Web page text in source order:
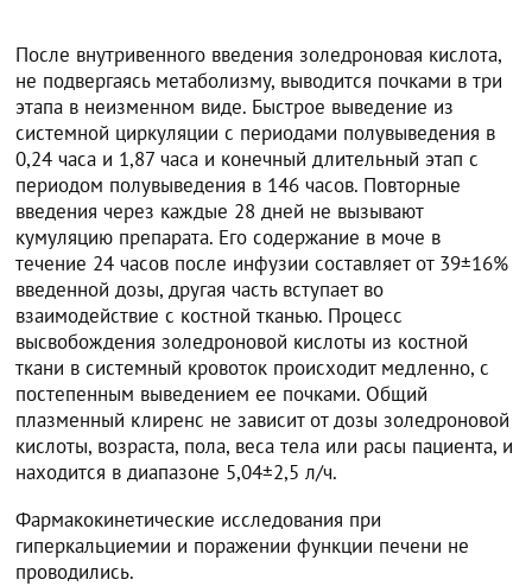
После внутривенного введения золедроновая кислота,
не подвергаясь метаболизму, выводится почками в три
этапа в неизменном виде. Быстрое выведение из
системной циркуляции с периодами полувыведения в
0,24 часа и 1,87 часа и конечный длительный этап с
периодом полувыведения в 146 часов. Повторные
введения через каждые 28 дней не вызывают
кумуляцию препарата. Его содержание в моче в
течение 24 часов после инфузии составляет от 39±16%
введенной дозы, другая часть вступает во
взаимодействие с костной тканью. Процесс
высвобождения золедроновой кислоты из костной
ткани в системный кровоток происходит медленно, с
постепенным выведением ее почками. Общий
плазменный клиренс не зависит от дозы золедроновой
кислоты, возраста, пола, веса тела или расы пациента, и
находится в диапазоне 5,04±2,5 л/ч.
Фармакокинетические исследования при
гиперкальциемии и поражении функции печени не
проводились.